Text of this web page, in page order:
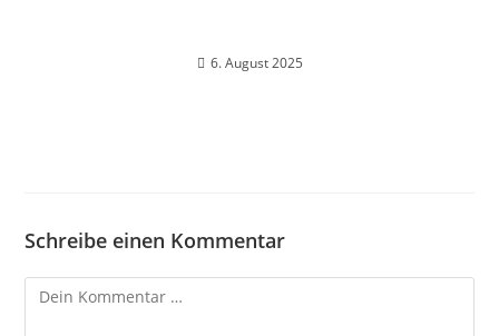
6. August 2025
Schreibe einen Kommentar
Kommentar